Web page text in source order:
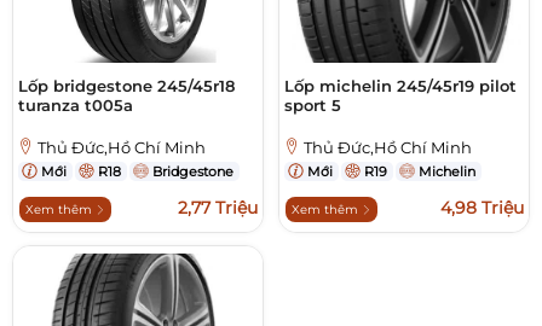
Lốp bridgestone 245/45r18
turanza t005a
Thủ Đức,Hồ Chí Minh
Mới R18 Bridgestone
Xem thêm 2,77 Triệu
Lốp michelin 245/45r19 pilot
sport 5
Thủ Đức,Hồ Chí Minh
Mới R19 Michelin
Xem thêm 4,98 Triệu